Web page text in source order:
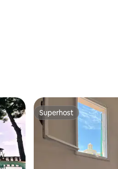
Superhost
Superhost